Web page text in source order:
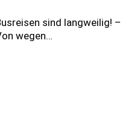
sind langweilig! –
wegen…